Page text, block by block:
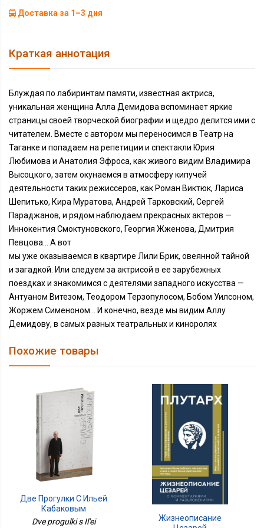
Доставка за 1–3 дня
Краткая аннотация
Блуждая по лабиринтам памяти, известная актриса,
уникальная женщина Алла Демидова вспоминает яркие
страницы своей творческой биографии и щедро делится ими с
читателем. Вместе с автором мы переносимся в Театр на
Таганке и попадаем на репетиции и спектакли Юрия
Любимова и Анатолия Эфроса, как живого видим Владимира
Высоцкого, затем окунаемся в атмосферу кипучей
деятельности таких режиссеров, как Роман Виктюк, Лариса
Шепитько, Кира Муратова, Андрей Тарковский, Сергей
Параджанов, и рядом наблюдаем прекрасных актеров —
Иннокентия Смоктуновского, Георгия Жженова, Дмитрия
Певцова… А вот
мы уже оказываемся в квартире Лили Брик, овеянной тайной
и загадкой. Или следуем за актрисой в ее зарубежных
поездках и знакомимся с деятелями западного искусства —
Антуаном Витезом, Теодором Терзопулосом, Бобом Уилсоном,
Жоржем Сименоном… И конечно, везде мы видим Аллу
Демидову, в самых разных театральных и киноролях
Похожие товары
Две Прогулки С Ильей
Кабаковым
Dve progulki s Il'ei
Жизнеописание